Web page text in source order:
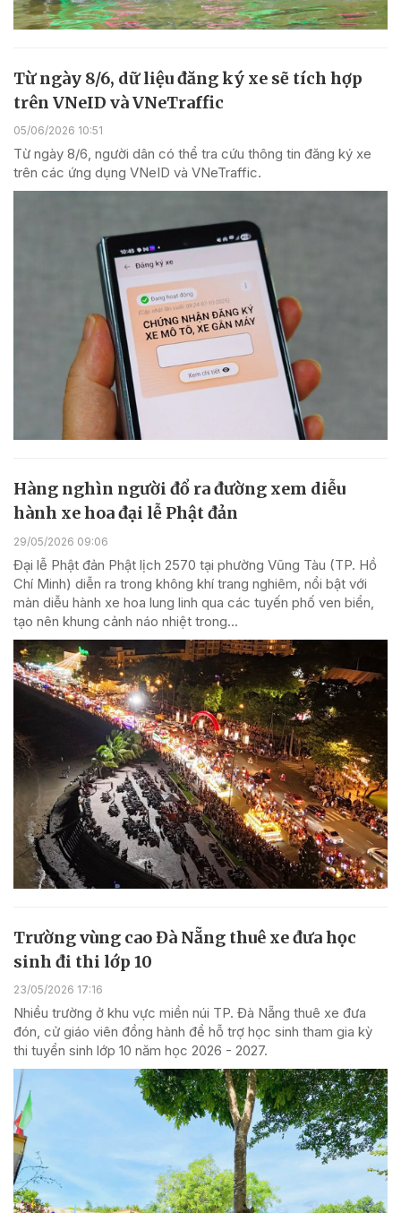
Từ ngày 8/6, dữ liệu đăng ký xe sẽ tích hợp
trên VNeID và VNeTraffic
05/06/2026 10:51
Từ ngày 8/6, người dân có thể tra cứu thông tin đăng ký xe
trên các ứng dụng VNeID và VNeTraffic.
Hàng nghìn người đổ ra đường xem diễu
hành xe hoa đại lễ Phật đản
29/05/2026 09:06
Đại lễ Phật đản Phật lịch 2570 tại phường Vũng Tàu (TP. Hồ
Chí Minh) diễn ra trong không khí trang nghiêm, nổi bật với
màn diễu hành xe hoa lung linh qua các tuyến phố ven biển,
tạo nên khung cảnh náo nhiệt trong...
Trường vùng cao Đà Nẵng thuê xe đưa học
sinh đi thi lớp 10
23/05/2026 17:16
Nhiều trường ở khu vực miền núi TP. Đà Nẵng thuê xe đưa
đón, cử giáo viên đồng hành để hỗ trợ học sinh tham gia kỳ
thi tuyển sinh lớp 10 năm học 2026 - 2027.